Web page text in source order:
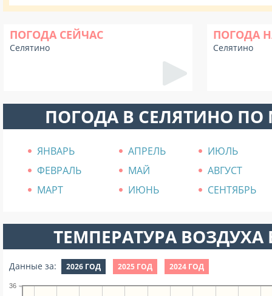
ПОГОДА СЕЙЧАС
Селятино
ПОГОДА
Селятино
ПОГОДА В СЕЛЯТИНО
ЯНВАРЬ АПРЕЛЬ
ИЮЛЬ
ФЕВРАЛЬ
МАЙ
АВГУСТ
МАРТ
ИЮНЬ СЕНТЯБРЬ
ТЕМПЕРАТУРА ВОЗДУХА
Данные за: 2026 ГОД 2025 ГОД 2024 ГОД
36